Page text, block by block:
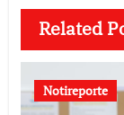
Related
Notireporte